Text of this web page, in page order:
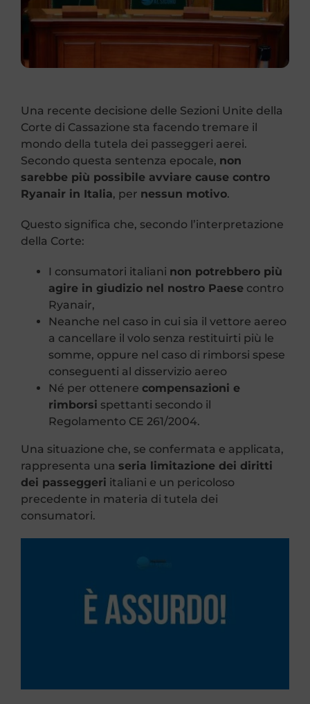
Richiedi Rimborso
Area Agenzia
Una recente decisione delle Sezioni Unite della
Corte di Cassazione sta facendo tremare il
mondo della tutela dei passeggeri aerei.
Secondo questa sentenza epocale, non
sarebbe più possibile avviare cause contro
Ryanair in Italia, per nessun motivo.
Questo significa che, secondo l’interpretazione
della Corte:
I consumatori italiani non potrebbero più
agire in giudizio nel nostro Paesecontro
Ryanair,
Neanche nel caso in cui sia il vettore aereo
a cancellare il volo senza restituirti più le
somme, oppure nel caso di rimborsi spese
conseguenti al disservizio aereo
Né per ottenere compensazioni e
rimborsi spettanti secondo il
Regolamento CE 261/2004.
Una situazione che, se confermata e applicata,
rappresenta una seria limitazione dei diritti
dei passeggeri italiani e un pericoloso
precedente in materia di tutela dei
consumatori.